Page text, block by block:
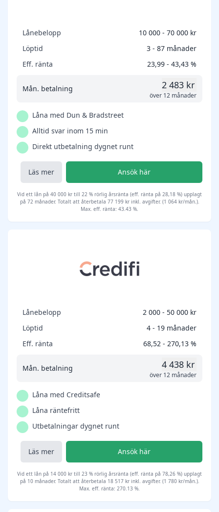
Lånebelopp
10 000 - 70 000 kr
Löptid
3 - 87 månader
Eff. ränta
23,99 - 43,43 %
Mån. betalning 2 483 kr
över 12 månader
Låna med Dun & Bradstreet
Alltid svar inom 15 min
Direkt utbetalning dygnet runt
Läs mer Ansök här
Vid ett lån på 40 000 kr till 22 % rörlig årsränta (eff. ränta på 28,18 %) upplagt
på 72 månader. Totalt att återbetala 77 199 kr inkl. avgifter. (1 064 kr/mån.).
Max. eff. ränta: 43.43 %.
Lånebelopp
2 000 - 50 000 kr
Löptid
4 - 19 månader
Eff. ränta
68,52 - 270,13 %
Mån. betalning 4 438 kr
över 12 månader
Låna med Creditsafe
Låna räntefritt
Utbetalningar dygnet runt
Läs mer Ansök här
Vid ett lån på 14 000 kr till 23 % rörlig årsränta (eff. ränta på 78,26 %) upplagt
på 10 månader. Totalt att återbetala 18 517 kr inkl. avgifter. (1 780 kr/mån.).
Max. eff. ränta: 270.13 %.